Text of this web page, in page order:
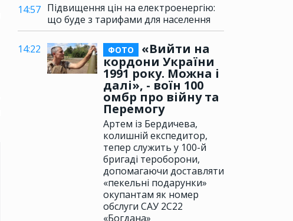
14:57 Підвищення цін на електроенергію:
що буде з тарифами для населення
14:22 ФОТО
«Вийти на
кордони України
1991 року. Можна і
далі», - воїн 100
омбр про війну та
Перемогу
Артем із Бердичева,
колишній експедитор,
тепер служить у 100-й
бригаді тероборони,
допомагаючи доставляти
«пекельні подарунки»
окупантам як номер
обслуги САУ 2С22
«Богдана»